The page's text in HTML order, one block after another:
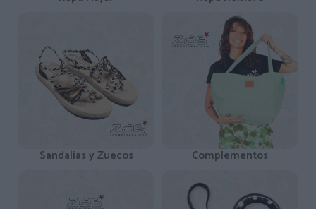
Sandalias y Zuecos Complementos